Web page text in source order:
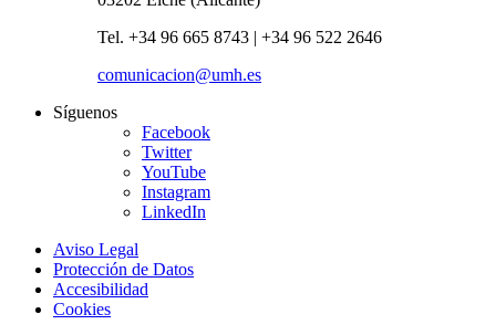
Tel. +34 96 665 8743 | +34 96 522 2646
comunicacion@umh.es
Síguenos
Facebook
Twitter
YouTube
Instagram
LinkedIn
Aviso Legal
Protección de Datos
Accesibilidad
Cookies